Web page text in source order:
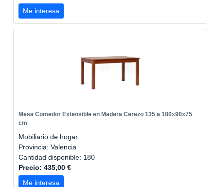
Me interesa
Mesa Comedor Extensible en Madera Cerezo 135 a 180x90x75
cm
Mobiliario de hogar
Provincia: Valencia
Cantidad disponible: 180
Precio: 435,00 €
Me interesa